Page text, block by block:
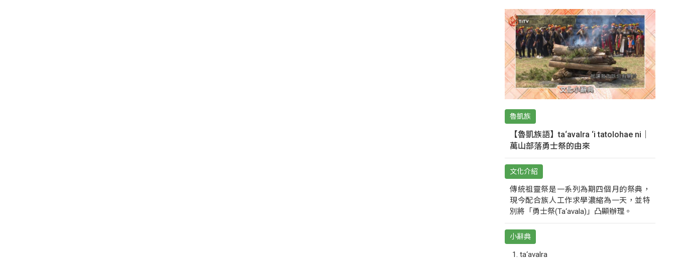
魯凱族
【魯凱族語】ta‘avalra ‘i tatolohae ni｜
萬山部落勇士祭的由來
文化介紹
傳統祖靈祭是一系列為期四個月的祭典，
現今配合族人工作求學濃縮為一天，並特
別將「勇士祭(Ta‘avala)」凸顯辦理。
小辭典
ta‘avalra